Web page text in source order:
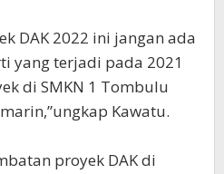
DAK 2022 ini jangan ada
yang terjadi pada 2021
di SMKN 1 Tombulu
Kawatu.
proyek DAK di